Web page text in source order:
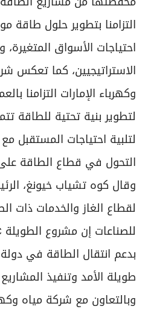
التزامنا بتطوير حلول طاقة
احتياجات الأسواق المتغيرة،
الاستراتيجيين، كما تعكس
وكهرباء الإمارات التزامنا
لتطوير بنية تحتية للطاقة
لتلبية احتياجات المستقبل
التحول في قطاع الطاقة
وقال كوه تشياب خيونغ،
لقطاع الغاز والخدمات
بدعم انتقال الطاقة في
طويلة الأمد وتنفيذ
وبالتعاون مع شركة مياه